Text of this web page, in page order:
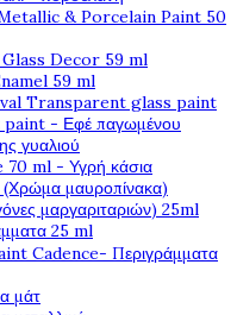
& Porcelain Paint 50
Decor 59 ml
59 ml
Transparent glass paint
- Εφέ παγωμένου
γυαλιού
ml - Υγρή κάσια
μαυροπίνακα)
μαργαριταριών) 25ml
25 ml
Cadence- Περιγράμματα
μάτ